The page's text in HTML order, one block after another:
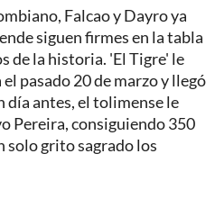
Falcao y Dayro ya
siguen firmes en la tabla
de la historia. 'El Tigre' le
pasado 20 de marzo y llegó
día antes, el tolimense le
Pereira, consiguiendo 350
solo grito sagrado los